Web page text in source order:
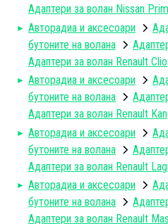
Адаптери за волан Nissan
Авторадиa и аксесоари
бутоните на волана
Адаптери за волан Renault Clio
Авторадиa и аксесоари
бутоните на волана
Адаптери за волан Renault
Авторадиa и аксесоари
бутоните на волана
Адаптери за волан Renault
Авторадиa и аксесоари
бутоните на волана
Адаптери за волан Renault